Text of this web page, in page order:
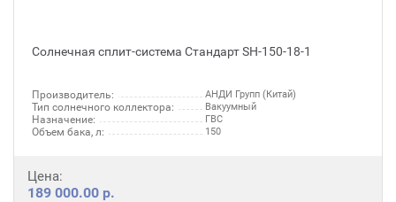
Солнечная сплит-система Стандарт SH-150-18-1
Производитель: АНДИ Групп (Китай)
Тип солнечного коллектора: Вакуумный
Назначение: ГВС
Объем бака, л: 150
Цена:
189 000.00 р.